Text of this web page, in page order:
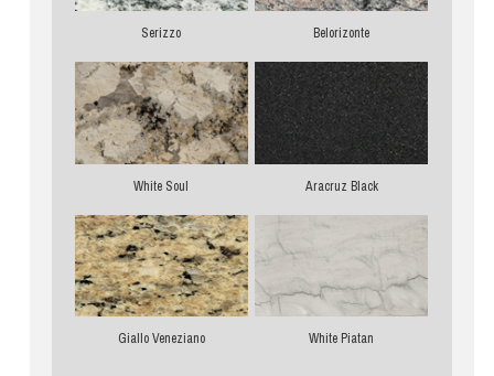
Serizzo Belorizonte
White Soul Aracruz Black
Giallo Veneziano White Piatan